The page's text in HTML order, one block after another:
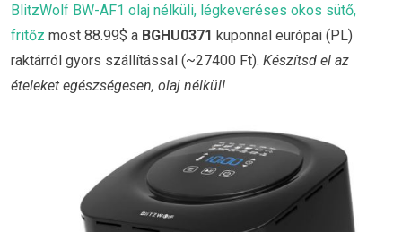
BlitzWolf BW-AF1 olaj nélküli, légkeveréses okos sütő,
fritőz most 88.99$ a BGHU0371 kuponnal európai (PL)
raktárról gyors szállítással (~27400 Ft). Készítsd el az
ételeket egészségesen, olaj nélkül!